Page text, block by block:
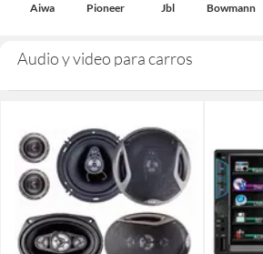
Aiwa Pioneer Jbl Bowmann
Audio y video para carros